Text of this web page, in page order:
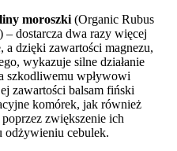
moroszki (Organic Rubus
– dostarcza dwa razy więcej
dzięki zawartości magnezu,
wykazuje silne działanie
szkodliwemu wpływowi
zawartości balsam fiński
komórek, jak również
zwiększenie ich
odżywieniu cebulek.